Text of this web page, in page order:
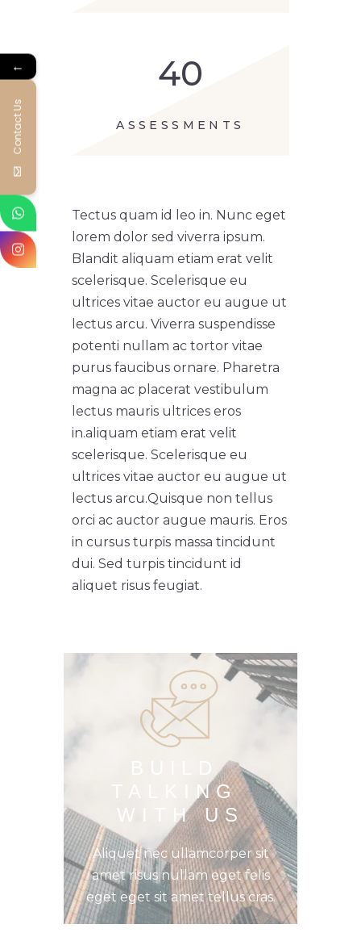
40
ASSESSMENTS
Tectus quam id leo in. Nunc eget
lorem dolor sed viverra ipsum.
Blandit aliquam etiam erat velit
scelerisque. Scelerisque eu
ultrices vitae auctor eu augue ut
lectus arcu. Viverra suspendisse
potenti nullam ac tortor vitae
purus faucibus ornare. Pharetra
magna ac placerat vestibulum
lectus mauris ultrices eros
in.aliquam etiam erat velit
scelerisque. Scelerisque eu
ultrices vitae auctor eu augue ut
lectus arcu.Quisque non tellus
orci ac auctor augue mauris. Eros
in cursus turpis massa tincidunt
dui. Sed turpis tincidunt id
aliquet risus feugiat.
BUILD
TALKING
WITH US
Aliquet nec ullamcorper sit
amet risus nullam eget felis
eget eget sit amet tellus cras.
←
Contact Us